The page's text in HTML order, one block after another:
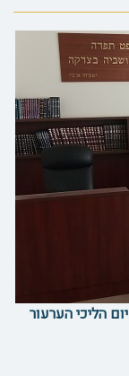
הליכי הערעור